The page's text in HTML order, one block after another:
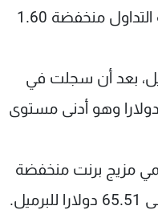
الوسيط لأقرب استحقاق جلسة التداول منخفضة 1.60
للبرميل، بعد أن سجلت في
وقت سابق من الجلسة 61.33 دولارا وهو أدنى مستوى
مزيج برنت منخفضة